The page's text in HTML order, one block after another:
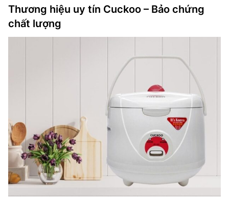
Thương hiệu uy tín Cuckoo – Bảo chứng
chất lượng